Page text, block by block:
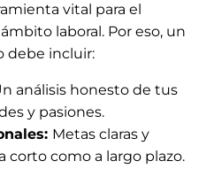
vital para el
laboral. Por eso, un
debe incluir:
análisis honesto de tus
y pasiones.
Metas claras y
corto como a largo plazo.